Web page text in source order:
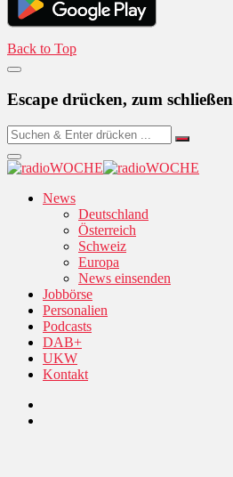
Back to Top
Escape drücken, zum schließen
News
Deutschland
Österreich
Schweiz
Europa
News einsenden
Jobbörse
Personalien
Podcasts
DAB+
UKW
Kontakt